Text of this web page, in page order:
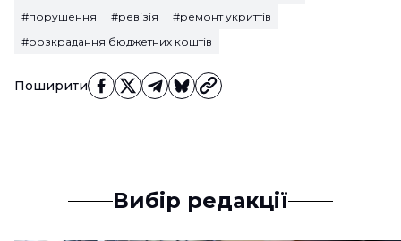
Поширити
#порушення
#ревізія
#ремонт укриттів
#розкрадання бюджетних коштів
Вибір редакції